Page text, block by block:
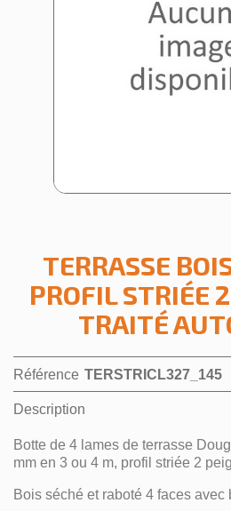
TERRASSE
PROFIL STRIÉE
TRAITÉ
Référence TERSTRICL327_145
Description
Botte de 4 lames de terrasse
mm en 3 ou 4 m, profil striée 2
Bois séché et raboté 4 faces avec